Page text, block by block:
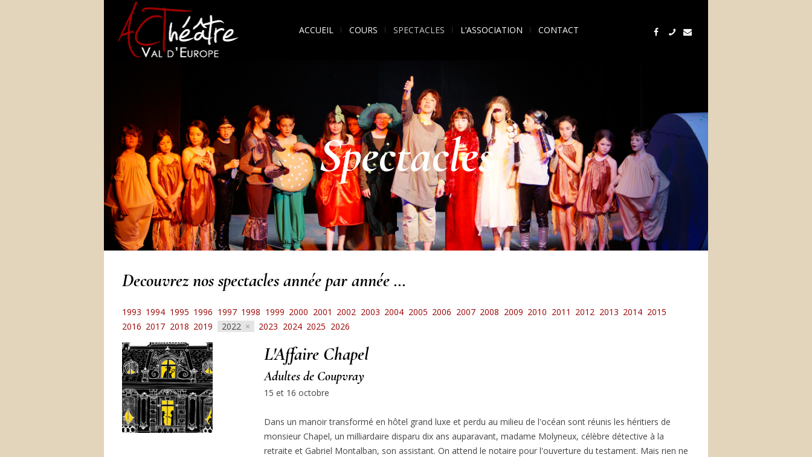
ACCUEIL COURS SPECTACLES L’ASSOCIATION CONTACT
Spectacles
Decouvrez nos spectacles année par année …
1993 1994 1995 1996 1997 1998 1999 2000 2001 2002 2003 2004 2005 2006 2007 2008 2009 2010 2011 2012 2013 2014 2015
2016 2017 2018 2019 2022 2023 2024 2025 2026
L'Affaire Chapel
Adultes de Coupvray
15 et 16 octobre
Dans un manoir transformé en hôtel grand luxe et perdu au milieu de l'océan sont réunis les héritiers de
monsieur Chapel, un milliardaire disparu dix ans auparavant, madame Molyneux, célèbre détective à la
retraite et Gabriel Montalban, son assistant. On attend le notaire pour l'ouverture du testament. Mais rien ne